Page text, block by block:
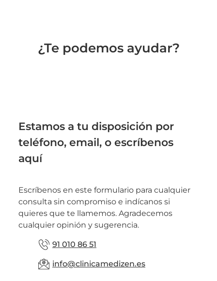
¿Te podemos ayudar?
Estamos a tu disposición por
teléfono, email, o escríbenos
aquí
Escríbenos en este formulario para cualquier
consulta sin compromiso e indícanos si
quieres que te llamemos. Agradecemos
cualquier opinión y sugerencia.
91 010 86 51
info@clinicamedizen.es